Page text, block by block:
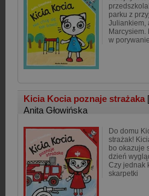
parku z
Juliankiem,
w
Kicia Kocia poznaje strażaka
Anita Głowińska
Do domu
strażak!
bo okazuje
dzień
Czy jednak
skarpetki